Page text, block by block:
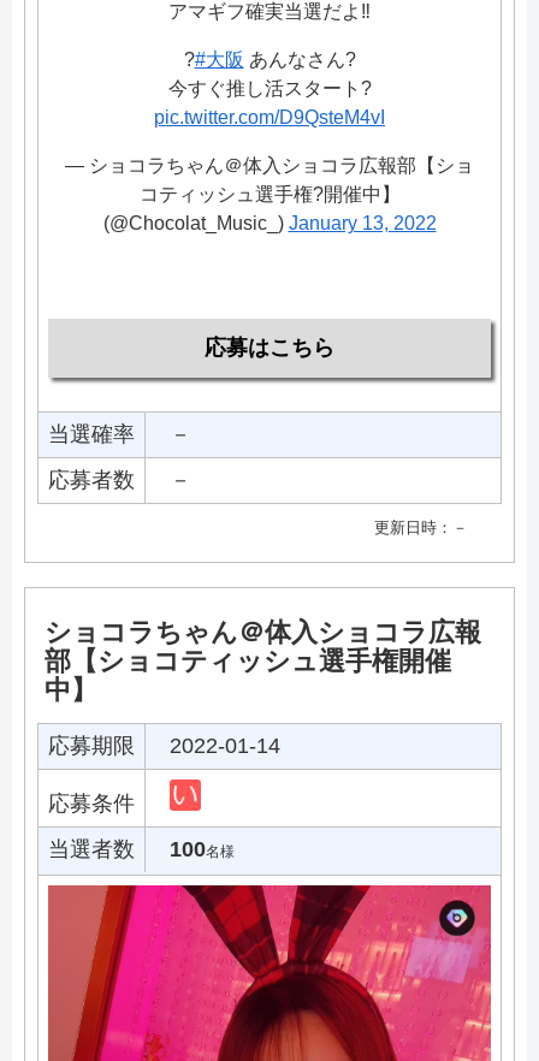
アマギフ確実当選だよ‼️
?#大阪 あんなさん?
今すぐ推し活スタート?
pic.twitter.com/D9QsteM4vI
— ショコラちゃん＠体入ショコラ広報部【ショ
コティッシュ選手権?開催中】
(@Chocolat_Music_) January 13, 2022
応募はこちら
当選確率
－
応募者数
－
更新日時：－
ショコラちゃん＠体入ショコラ広報
部【ショコティッシュ選手権開催
中】
応募期限 2022-01-14
応募条件
当選者数
100名様